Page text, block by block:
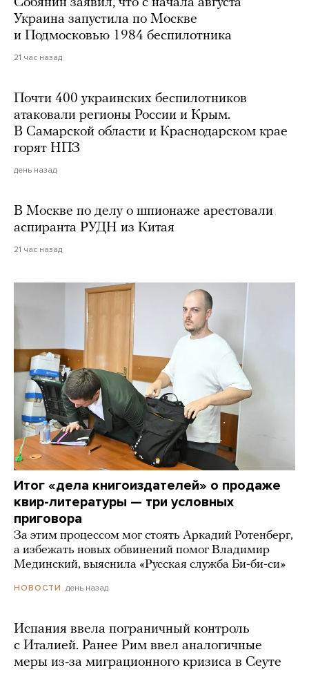
Собянин заявил, что с начала августа
Украина запустила по Москве
и Подмосковью 1984 беспилотника
21 час назад
Почти 400 украинских беспилотников
атаковали регионы России и Крым.
В Самарской области и Краснодарском крае
горят НПЗ
день назад
В Москве по делу о шпионаже арестовали
аспиранта РУДН из Китая
21 час назад
Итог «дела книгоиздателей» о продаже
квир-литературы — три условных
приговора
За этим процессом мог стоять Аркадий Ротенберг,
а избежать новых обвинений помог Владимир
Мединский, выяснила «Русская служба Би-би-си»
НОВОСТИ день назад
Испания ввела пограничный контроль
с Италией. Ранее Рим ввел аналогичные
меры из-за миграционного кризиса в Сеуте